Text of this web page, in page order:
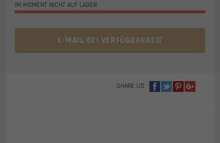
IM MOMENT NICHT AUF LAGER
E-MAIL BEI VERFÜGBARKEIT
SHARE US